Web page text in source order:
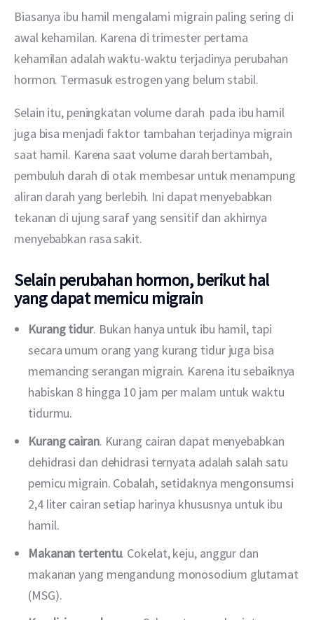
Biasanya ibu hamil mengalami migrain paling sering di
awal kehamilan. Karena di trimester pertama
kehamilan adalah waktu-waktu terjadinya perubahan
hormon. Termasuk estrogen yang belum stabil.
Selain itu, peningkatan volume darah  pada ibu hamil
juga bisa menjadi faktor tambahan terjadinya migrain
saat hamil. Karena saat volume darah bertambah,
pembuluh darah di otak membesar untuk menampung
aliran darah yang berlebih. Ini dapat menyebabkan
tekanan di ujung saraf yang sensitif dan akhirnya
menyebabkan rasa sakit.
Selain perubahan hormon, berikut hal
yang dapat memicu migrain
Kurang tidur. Bukan hanya untuk ibu hamil, tapi
secara umum orang yang kurang tidur juga bisa
memancing serangan migrain. Karena itu sebaiknya
habiskan 8 hingga 10 jam per malam untuk waktu
tidurmu.
Kurang cairan. Kurang cairan dapat menyebabkan
dehidrasi dan dehidrasi ternyata adalah salah satu
pemicu migrain. Cobalah, setidaknya mengonsumsi
2,4 liter cairan setiap harinya khususnya untuk ibu
hamil.
Makanan tertentu. Cokelat, keju, anggur dan
makanan yang mengandung monosodium glutamat
(MSG).